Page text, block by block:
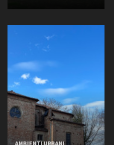
AMBIENTI URBANI